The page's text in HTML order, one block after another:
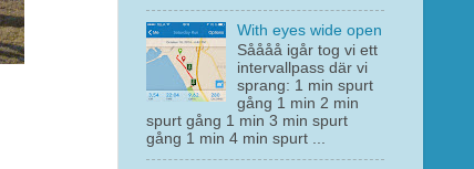
With eyes wide open
Såååå igår tog vi ett
intervallpass där vi
sprang: 1 min spurt
gång 1 min 2 min
spurt gång 1 min 3 min spurt
gång 1 min 4 min spurt ...